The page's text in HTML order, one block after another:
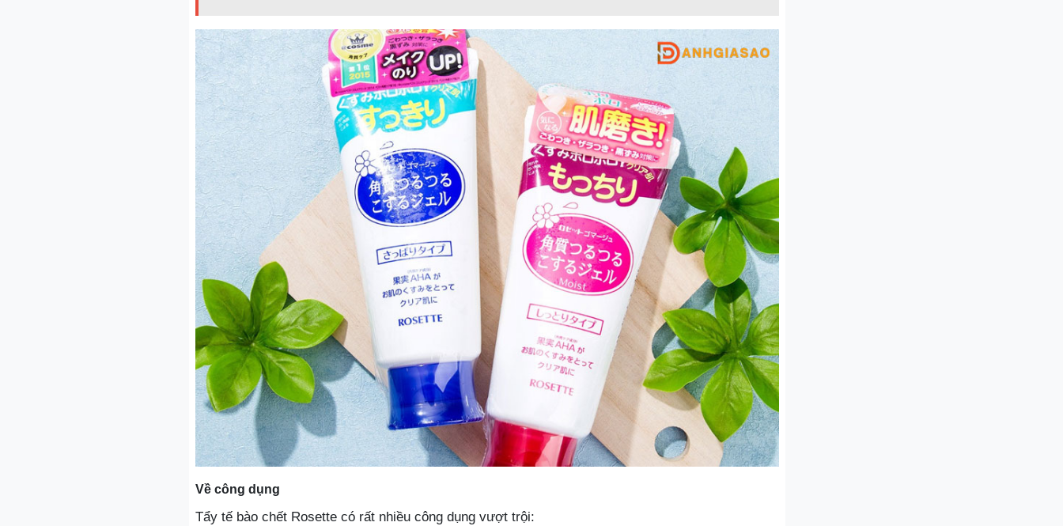
Về công dụng
Tẩy tế bào chết Rosette có rất nhiều công dụng vượt trội: